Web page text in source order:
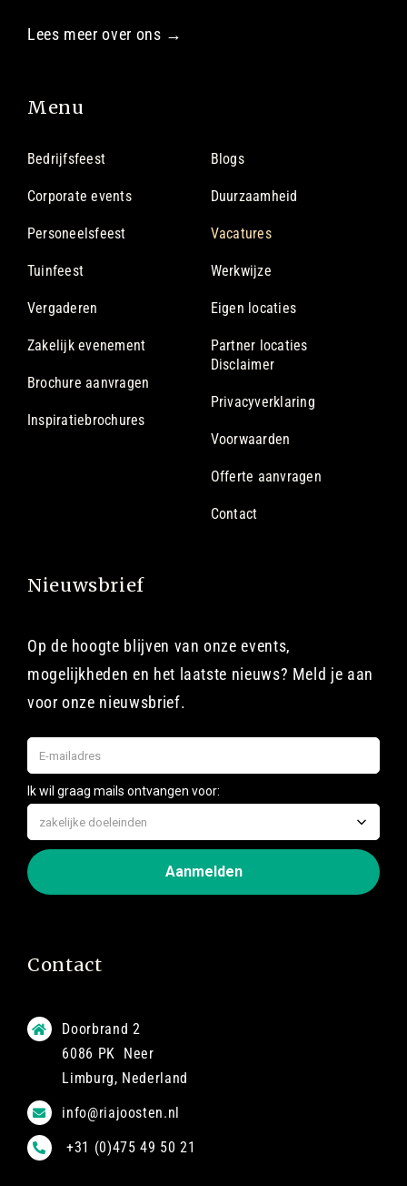
Lees meer over ons →
Menu
Bedrijfsfeest
Corporate events
Personeelsfeest
Tuinfeest
Vergaderen
Zakelijk evenement
Brochure aanvragen
Inspiratiebrochures
Blogs
Duurzaamheid
Vacatures
Werkwijze
Eigen locaties
Partner locaties
Disclaimer
Privacyverklaring
Voorwaarden
Offerte aanvragen
Contact
Nieuwsbrief
Op de hoogte blijven van onze events,
mogelijkheden en het laatste nieuws? Meld je aan
voor onze nieuwsbrief.
Contact
Doorbrand 2
6086 PK Neer
Limburg, Nederland
info@riajoosten.nl
+31 (0)475 49 50 21